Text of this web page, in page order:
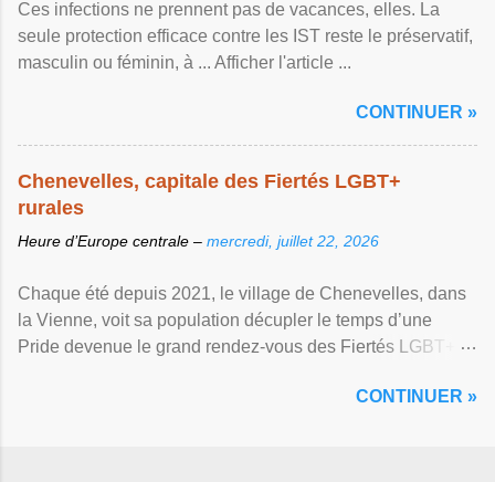
Ces infections ne prennent pas de vacances, elles. La
seule protection efficace contre les IST reste le préservatif,
masculin ou féminin, à ... Afficher l'article ...
CONTINUER »
Chenevelles, capitale des Fiertés LGBT+
rurales
Heure d’Europe centrale – mercredi, juillet 22, 2026
Chaque été depuis 2021, le village de Chenevelles, dans
la Vienne, voit sa population décupler le temps d’une
Pride devenue le grand rendez-vous des Fiertés LGBT+
CONTINUER »